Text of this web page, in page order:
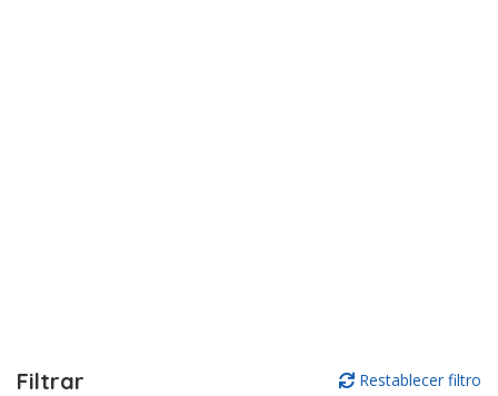
Filtrar Restablecer filtro